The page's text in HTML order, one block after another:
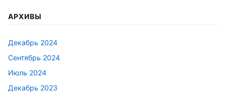
АРХИВЫ
Декабрь 2024
Сентябрь 2024
Июль 2024
Декабрь 2023